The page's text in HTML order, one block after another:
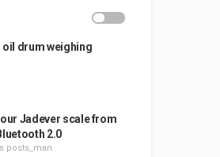
oil drum weighing
Jadever scale from
2.0
posts_man